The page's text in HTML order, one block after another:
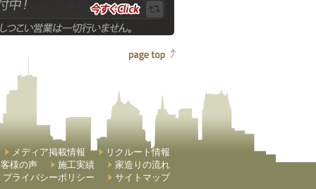
メディア掲載情報
リクルート情報
様の声
施工実績
家造りの流れ
プライバシーポリシー
サイトマップ